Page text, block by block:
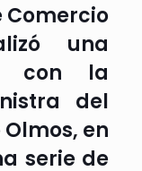
Comercio
una
con la
del
en
serie de